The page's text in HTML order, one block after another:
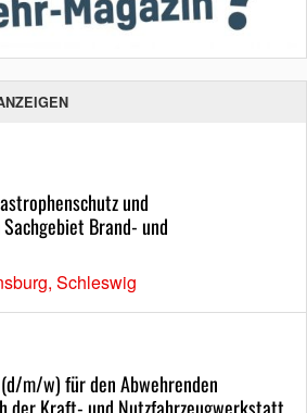
und
Brand- und
Schleswig
m/w) für den Abwehrenden
der Kraft- und Nutzfahrzeugwerkstatt